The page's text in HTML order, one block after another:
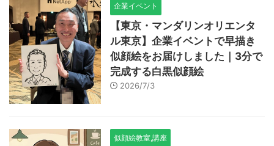
企業イベント
【東京・マンダリンオリエンタ
ル東京】企業イベントで早描き
似顔絵をお届けしました｜3分で
完成する白黒似顔絵
2026/7/3
似顔絵教室,講座